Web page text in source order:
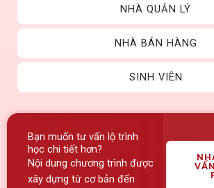
NHÀ QUẢN LÝ
NHÀ BÁN HÀNG
SINH VIÊN
Bạn muốn tư vấn lộ trình
học chi tiết hơn?
Nội dung chương trình được
xây dựng từ cơ bản đến